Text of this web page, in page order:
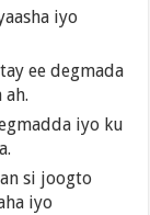
iyo
ee degmada
iyo ku
si joogto
iyo